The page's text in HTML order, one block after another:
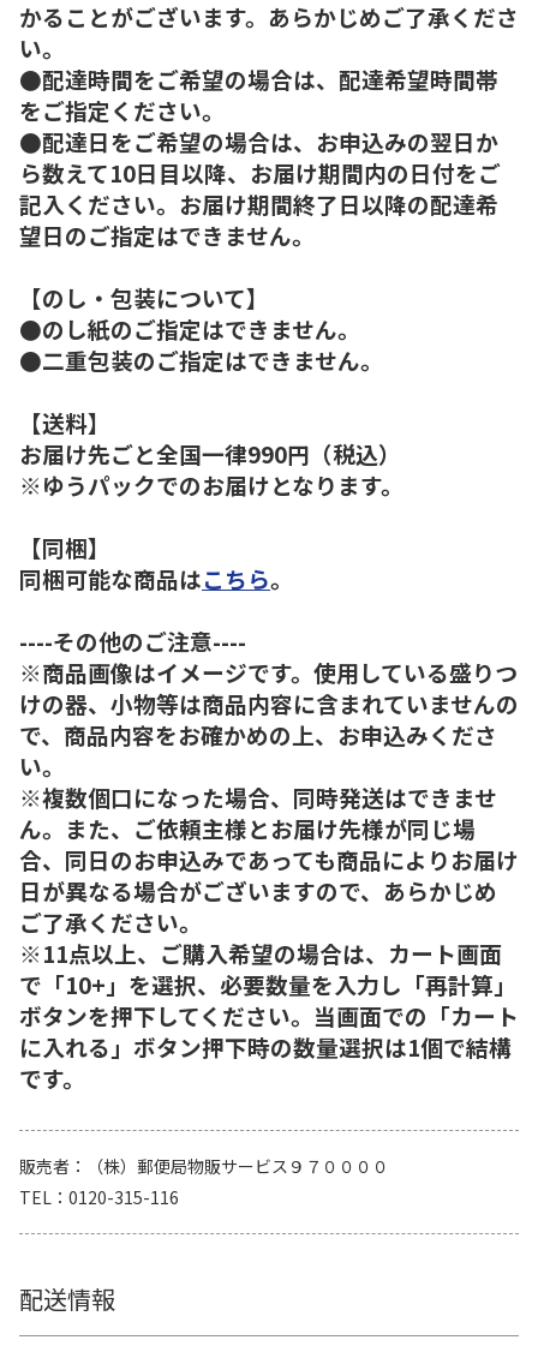
かることがございます。あらかじめご了承くださ
い。
●配達時間をご希望の場合は、配達希望時間帯
をご指定ください。
●配達日をご希望の場合は、お申込みの翌日か
ら数えて10日目以降、お届け期間内の日付をご
記入ください。お届け期間終了日以降の配達希
望日のご指定はできません。
【のし・包装について】
●のし紙のご指定はできません。
●二重包装のご指定はできません。
【送料】
お届け先ごと全国一律990円（税込）
※ゆうパックでのお届けとなります。
【同梱】
同梱可能な商品はこちら。
----その他のご注意----
※商品画像はイメージです。使用している盛りつ
けの器、小物等は商品内容に含まれていませんの
で、商品内容をお確かめの上、お申込みくださ
い。
※複数個口になった場合、同時発送はできませ
ん。また、ご依頼主様とお届け先様が同じ場
合、同日のお申込みであっても商品によりお届け
日が異なる場合がございますので、あらかじめ
ご了承ください。
※11点以上、ご購入希望の場合は、カート画面
で「10+」を選択、必要数量を入力し「再計算」
ボタンを押下してください。当画面での「カート
に入れる」ボタン押下時の数量選択は1個で結構
です。
販売者
（株）郵便局物販サービス９７００００
TEL
0120-315-116
配送情報